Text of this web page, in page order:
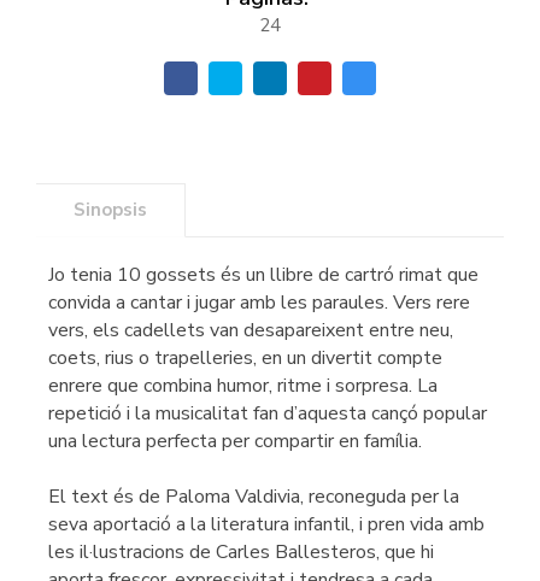
24
Sinopsis
Jo tenia 10 gossets és un llibre de cartró rimat que
convida a cantar i jugar amb les paraules. Vers rere
vers, els cadellets van desapareixent entre neu,
coets, rius o trapelleries, en un divertit compte
enrere que combina humor, ritme i sorpresa. La
repetició i la musicalitat fan d’aquesta cançó popular
una lectura perfecta per compartir en família.
El text és de Paloma Valdivia, reconeguda per la
seva aportació a la literatura infantil, i pren vida amb
les il·lustracions de Carles Ballesteros, que hi